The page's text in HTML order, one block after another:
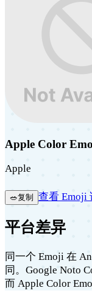
Apple Color
Apple
🥗复制 查看 Emoji
平台差异
同一个 Emoji 在
同。Google Noto
而 Apple Color